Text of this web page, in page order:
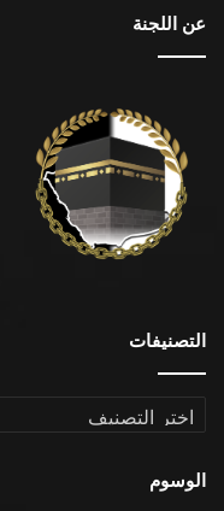
عن اللجنة
التصنيفات
التصنيفات
الوسوم